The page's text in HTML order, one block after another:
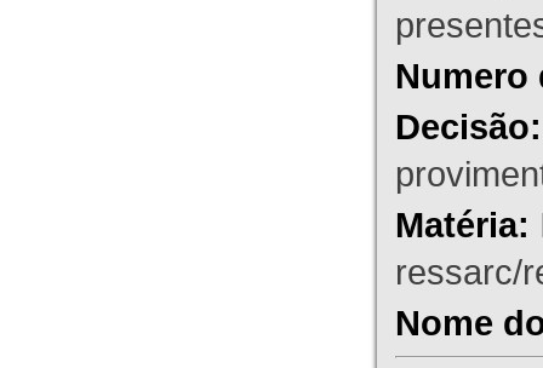
Numero
Decisão:
Matéria:
ressarc/
Nome